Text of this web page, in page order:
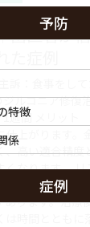
歯医者が
症例
訴：食事をし
ルコニア修復
1週間 メリット
仕上がります。
高い適合精度
くなります。
診療）です。強
ります。治療
は時間ととも
予防
特徴
係
症例